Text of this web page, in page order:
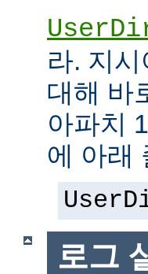
라. 지
대해 바
아파치
에 아래
로그